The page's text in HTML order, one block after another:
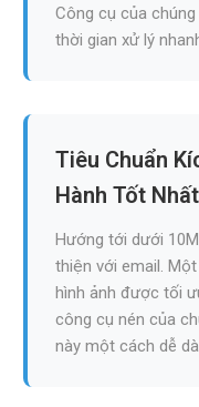
Công cụ của
thời gian xử lý
Tiêu Chuẩn
Hành Tốt Nhất
Hướng tới dưới
thiện với email.
hình ảnh được tối
công cụ nén của
này một cách dễ